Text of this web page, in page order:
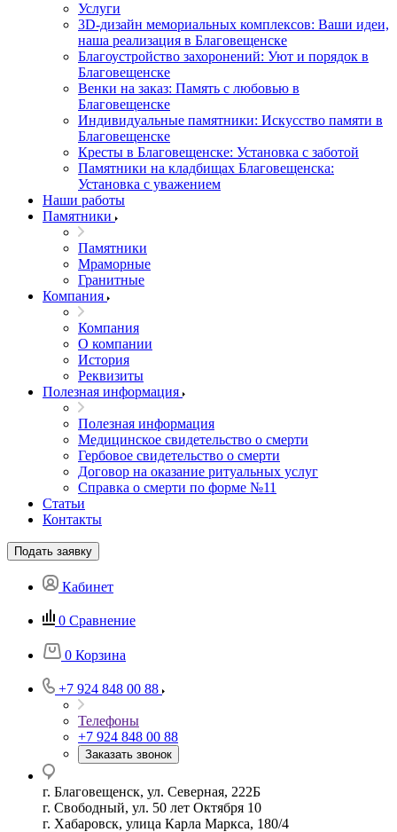
Услуги
3D-дизайн мемориальных комплексов: Ваши идеи,
наша реализация в Благовещенске
Благоустройство захоронений: Уют и порядок в
Благовещенске
Венки на заказ: Память с любовью в
Благовещенске
Индивидуальные памятники: Искусство памяти в
Благовещенске
Кресты в Благовещенске: Установка с заботой
Памятники на кладбищах Благовещенска:
Установка с уважением
Наши работы
Памятники
Памятники
Мраморные
Гранитные
Компания
Компания
О компании
История
Реквизиты
Полезная информация
Полезная информация
Медицинское свидетельство о смерти
Гербовое свидетельство о смерти
Договор на оказание ритуальных услуг
Справка о смерти по форме №11
Статьи
Контакты
Подать заявку
Кабинет
0 Сравнение
0 Корзина
+7 924 848 00 88
Телефоны
+7 924 848 00 88
Заказать звонок
г. Благовещенск, ул. Северная, 222Б
г. Свободный, ул. 50 лет Октября 10
г. Хабаровск, улица Карла Маркса, 180/4